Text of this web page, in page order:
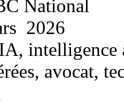
National
2026
intelligence
avocat,